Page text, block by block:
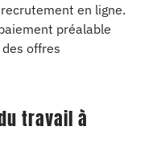
en ligne.
préalable
offres
travail à